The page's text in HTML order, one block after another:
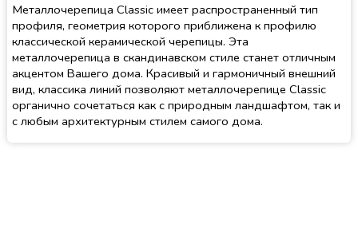
Металлочерепица Classic имеет распространенный тип
профиля, геометрия которого приближена к профилю
классической керамической черепицы. Эта
металлочерепица в скандинавском стиле станет отличным
акцентом Вашего дома. Красивый и гармоничный внешний
вид, классика линий позволяют металлочерепице Classic
органично сочетаться как с природным ландшафтом, так и
с любым архитектурным стилем самого дома.